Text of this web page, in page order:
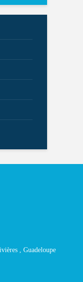
, Guadeloupe